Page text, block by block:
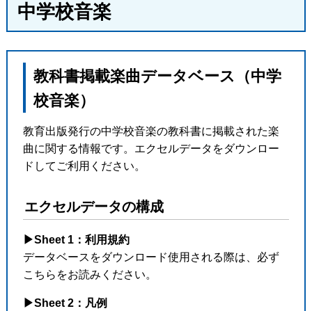
中学校音楽
教科書掲載楽曲データベース（中学
校音楽）
教育出版発行の中学校音楽の教科書に掲載された楽
曲に関する情報です。エクセルデータをダウンロー
ドしてご利用ください。
エクセルデータの構成
▶︎Sheet 1：利用規約
データベースをダウンロード使用される際は、必ず
こちらをお読みください。
▶︎Sheet 2：凡例